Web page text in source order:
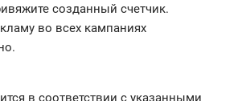
созданный счетчик.
во всех кампаниях
в соответствии с указанными